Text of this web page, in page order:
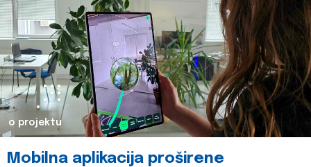
o projektu
Mobilna aplikacija proširene